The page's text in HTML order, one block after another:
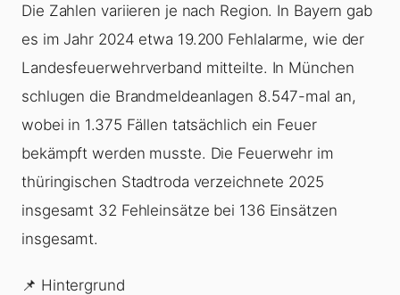
Die Zahlen variieren je nach Region. In Bayern gab
es im Jahr 2024 etwa 19.200 Fehlalarme, wie der
Landesfeuerwehrverband mitteilte. In München
schlugen die Brandmeldeanlagen 8.547-mal an,
wobei in 1.375 Fällen tatsächlich ein Feuer
bekämpft werden musste. Die Feuerwehr im
thüringischen Stadtroda verzeichnete 2025
insgesamt 32 Fehleinsätze bei 136 Einsätzen
insgesamt.
📌 Hintergrund